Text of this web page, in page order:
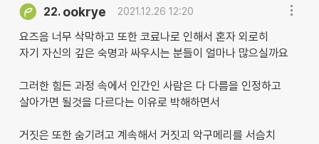
22. ookrye 2021.12.26 12:20
요즈음 너무 삭막하고 또한 코료나로 인해서 혼자 외로히
자기 자신의 깊은 숙명과 싸우시는 분들이 얼마나 많으실까요
그러한 힘든 과정 속에서 인간인 사람은 다 다름을 인정하고
살아가면 될것을 다르다는 이유로 박해하면서
거짓은 또한 숨기려고 계속해서 거짓괴 악구메리를 서슴치